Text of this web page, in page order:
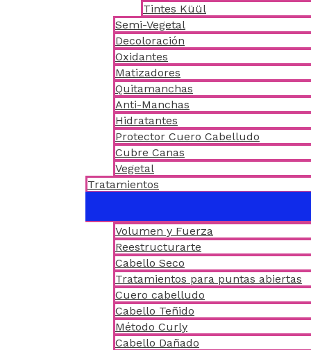
Tintes Küül
Semi-Vegetal
Decoloración
Oxidantes
Matizadores
Quitamanchas
Anti-Manchas
Hidratantes
Protector Cuero Cabelludo
Cubre Canas
Vegetal
Tratamientos
Volumen y Fuerza
Reestructurarte
Cabello Seco
Tratamientos para puntas abiertas
Cuero cabelludo
Cabello Teñido
Método Curly
Cabello Dañado